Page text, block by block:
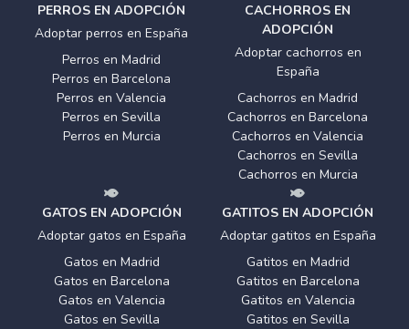
PERROS EN ADOPCIÓN
Adoptar perros en España
Perros en Madrid
Perros en Barcelona
Perros en Valencia
Perros en Sevilla
Perros en Murcia
CACHORROS EN
ADOPCIÓN
Adoptar cachorros en
España
Cachorros en Madrid
Cachorros en Barcelona
Cachorros en Valencia
Cachorros en Sevilla
Cachorros en Murcia
GATOS EN ADOPCIÓN
Adoptar gatos en España
Gatos en Madrid
Gatos en Barcelona
Gatos en Valencia
Gatos en Sevilla
GATITOS EN ADOPCIÓN
Adoptar gatitos en España
Gatitos en Madrid
Gatitos en Barcelona
Gatitos en Valencia
Gatitos en Sevilla